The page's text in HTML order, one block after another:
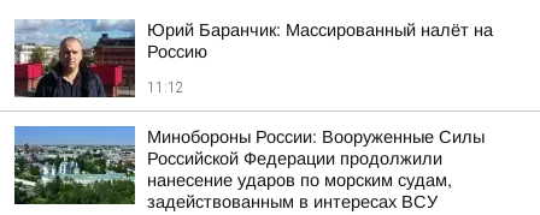
Юрий Баранчик: Массированный налёт на
Россию
11:12
Минобороны России: Вооруженные Силы
Российской Федерации продолжили
нанесение ударов по морским судам,
задействованным в интересах ВСУ